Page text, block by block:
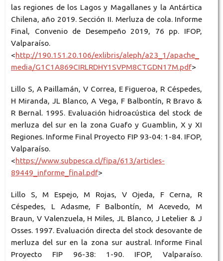
las regiones de los Lagos y Magallanes y la Antártica
Chilena, año 2019. Sección II. Merluza de cola. Informe
Final, Convenio de Desempeño 2019, 76 pp. IFOP,
Valparaíso.
<http://190.151.20.106/exlibris/aleph/a23_1/apache_
media/G1C1A869CIRLRDHY1SVPM8CTGDN17M.pdf>
Lillo S, A Paillamán, V Correa, E Figueroa, R Céspedes,
H Miranda, JL Blanco, A Vega, F Balbontín, R Bravo &
R Bernal. 1995. Evaluación hidroacústica del stock de
merluza del sur en la zona Guafo y Guamblin, X y XI
Regiones. Informe Final Proyecto FIP 93-04: 1-84. IFOP,
Valparaíso.
<https://www.subpesca.cl/fipa/613/articles-
89449_informe_final.pdf>
Lillo S, M Espejo, M Rojas, V Ojeda, F Cerna, R
Céspedes, L Adasme, F Balbontín, M Acevedo, M
Braun, V Valenzuela, H Miles, JL Blanco, J Letelier & J
Osses. 1997. Evaluación directa del stock desovante de
merluza del sur en la zona sur austral. Informe Final
Proyecto FIP 96-38: 1-90. IFOP, Valparaíso.